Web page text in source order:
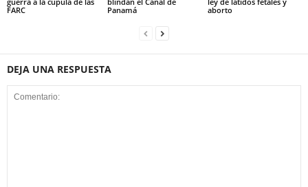
FARC
Panamá
aborto
DEJA UNA RESPUESTA